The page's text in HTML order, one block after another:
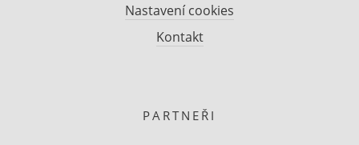
Nastavení cookies
Kontakt
PARTNEŘI